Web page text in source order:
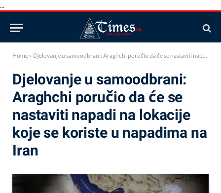
...
Home » Djelovanje u samoodbrani: Araghchi poručio da će se nastaviti napadi na lokacije koje se koriste u napadima na Iran
Djelovanje u samoodbrani:
Araghchi poručio da će se
nastaviti napadi na lokacije
koje se koriste u napadima na
Iran